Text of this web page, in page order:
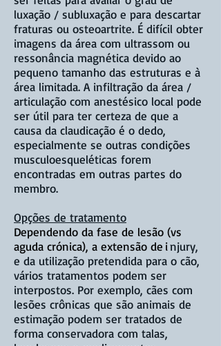
luxação / subluxação e para descartar
fraturas ou osteoartrite. É difícil obter
imagens da área com ultrassom ou
ressonância magnética devido ao
pequeno tamanho das estruturas e à
área limitada. A infiltração da área /
articulação com anestésico local pode
ser útil para ter certeza de que a
causa da claudicação é o dedo,
especialmente se outras condições
musculoesqueléticas forem
encontradas em outras partes do
membro.
Opções de tratamento
Dependendo da fase de lesão (vs
aguda crónica), a extensão de injury,
e da utilização pretendida para o cão,
vários tratamentos podem ser
interpostos. Por exemplo, cães com
lesões crônicas que são animais de
estimação podem ser tratados de
forma conservadora com talas,